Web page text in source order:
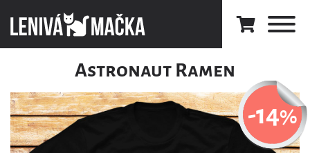
Astronaut Ramen
-14%